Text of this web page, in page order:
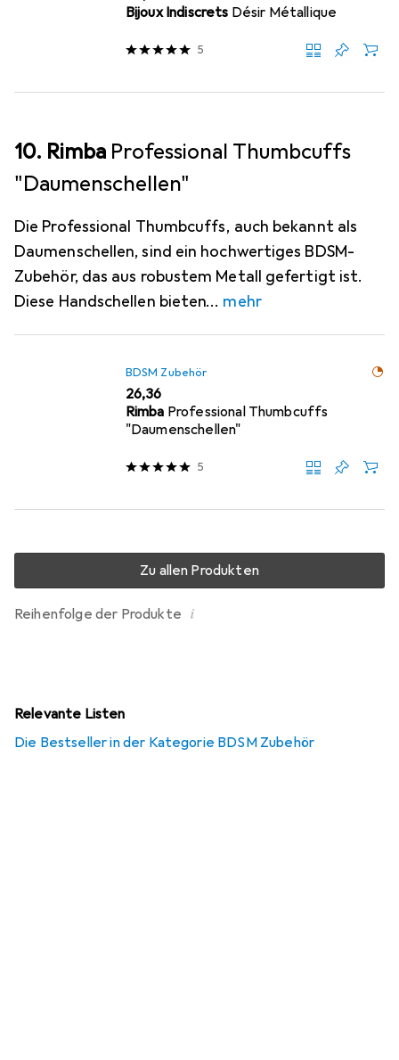
Bijoux Indiscrets Désir Métallique
5
10. Rimba Professional Thumbcuffs
"Daumenschellen"
Die Professional Thumbcuffs, auch bekannt als
Daumenschellen, sind ein hochwertiges BDSM-
Zubehör, das aus robustem Metall gefertigt ist.
Diese Handschellen bieten
mehr
BDSM Zubehör
EUR
26,36
Rimba Professional Thumbcuffs
"Daumenschellen"
5
Reihenfolge der Produkte i
Zu allen Produkten
Relevante Listen
Die Bestseller in der Kategorie BDSM Zubehör